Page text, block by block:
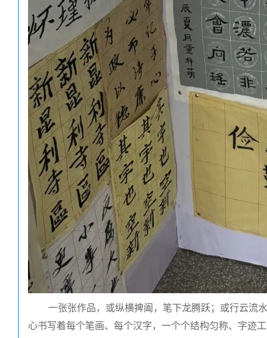
一张张作品，或纵横捭阖，笔下龙腾跃；或行云流
心书写着每个笔画、每个汉字，一个个结构匀称、字迹